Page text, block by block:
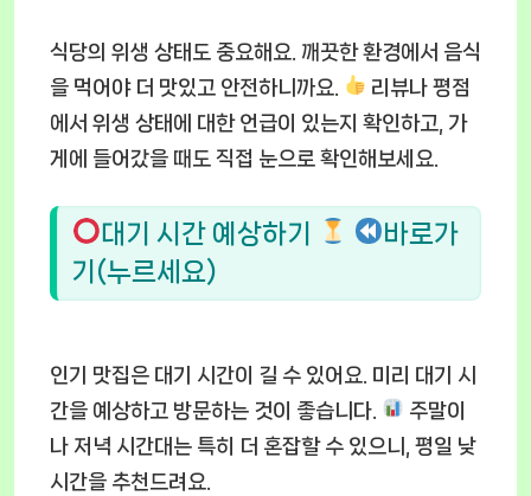
식당의 위생 상태도 중요해요. 깨끗한 환경에서 음식
을 먹어야 더 맛있고 안전하니까요.
리뷰나 평점
에서 위생 상태에 대한 언급이 있는지 확인하고, 가
게에 들어갔을 때도 직접 눈으로 확인해보세요.
대기 시간 예상하기
바로가
기(누르세요)
인기 맛집은 대기 시간이 길 수 있어요. 미리 대기 시
간을 예상하고 방문하는 것이 좋습니다.
주말이
나 저녁 시간대는 특히 더 혼잡할 수 있으니, 평일 낮
시간을 추천드려요.